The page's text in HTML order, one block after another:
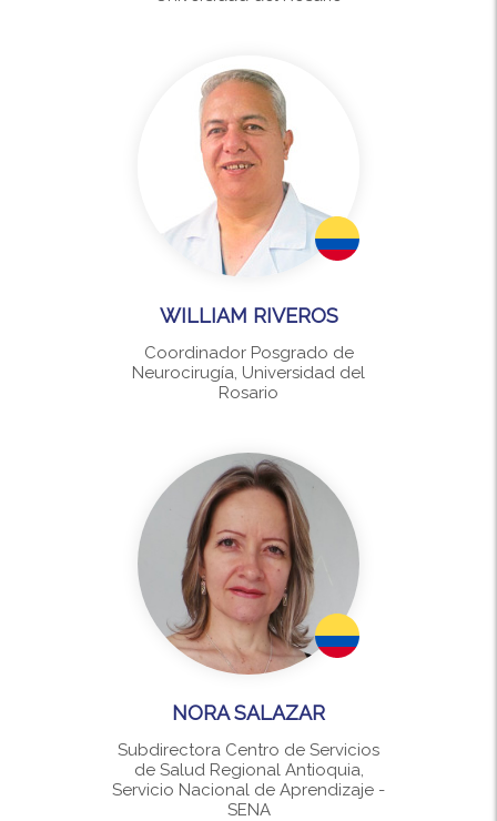
WILLIAM RIVEROS
Coordinador Posgrado de
Neurocirugía, Universidad del
Rosario
NORA SALAZAR
Subdirectora Centro de Servicios
de Salud Regional Antioquia,
Servicio Nacional de Aprendizaje -
SENA